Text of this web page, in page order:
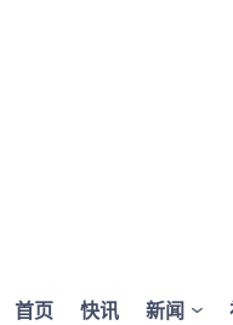
首页 快讯 新闻